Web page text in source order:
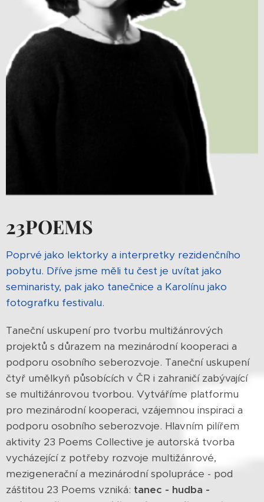
23POEMS
Poprvé jako lektorky a interpretky rezidenčního
pobytu. Dříve jsme měli tu čest je uvítat jako
seminaristy, pak jako tanečnice a Karolínu jako
fotografku festivalu.
Taneční uskupení pro tvorbu multižánrových
projektů s důrazem na mezinárodní kooperaci a
podporu osobního seberozvoje. Taneční uskupení
čtyř umělkyň působících v ČR i zahraničí zabývající
se multižánrovou tvorbou. Vytváříme platformu
pro mezinárodní kooperaci, vzájemnou inspiraci a
podporu osobního seberozvoje. Hlavním pilířem
aktivity 23 Poems Collective je autorská tvorba
vycházející z potřeby rozvoje multižánrové,
mezigenerační a mezinárodní spolupráce - pod
záštitou 23 Poems vzniká: tanec - hudba -